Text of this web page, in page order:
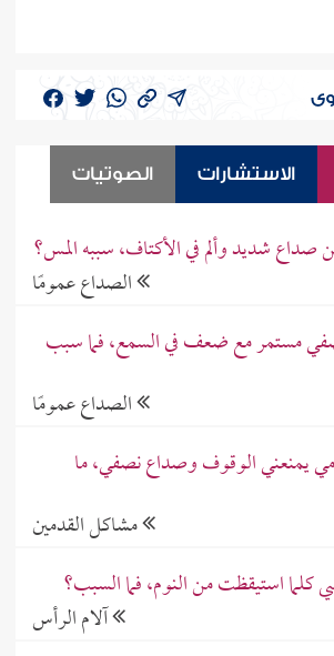
الاستشارات الصوتيات
صداع شديد وألم في الأكتاف، سببه المس؟
الصداع عمومًا
مستمر مع ضعف في السمع، فما سبب
الصداع عمومًا
يمنعني الوقوف وصداع نصفي، ما
مشاكل القدمين
كلما استيقظت من النوم، فما السبب؟
آلام الرأس